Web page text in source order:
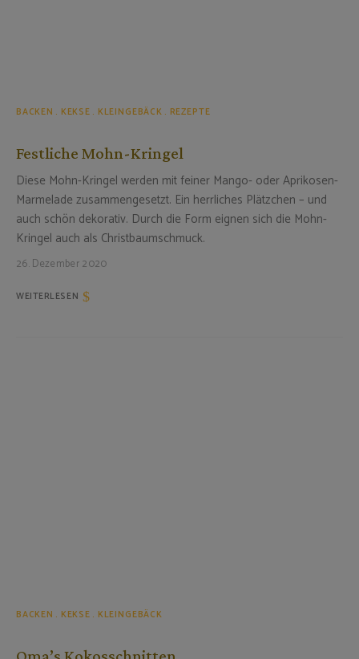
BACKEN KEKSE KLEINGEBÄCK REZEPTE
Festliche Mohn-Kringel
Diese Mohn-Kringel werden mit feiner Mango- oder Aprikosen-
Marmelade zusammengesetzt. Ein herrliches Plätzchen – und
auch schön dekorativ. Durch die Form eignen sich die Mohn-
Kringel auch als Christbaumschmuck.
26. Dezember 2020
WEITERLESEN
BACKEN KEKSE KLEINGEBÄCK